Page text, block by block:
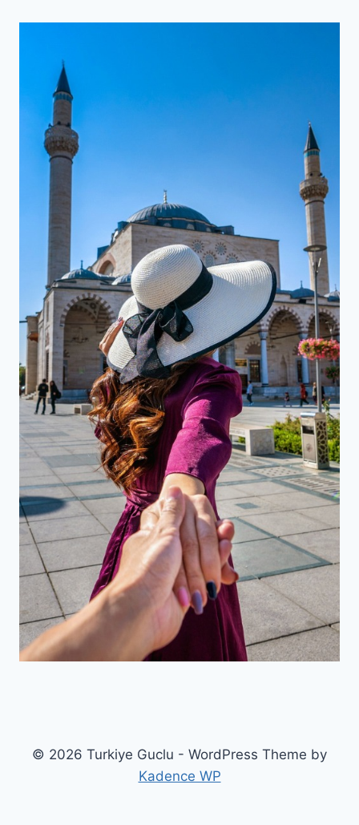
© 2026 Turkiye Guclu - WordPress Theme by
Kadence WP